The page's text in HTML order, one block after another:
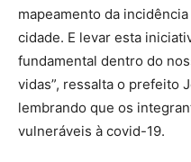
mapeamento da
cidade. E levar esta
fundamental dentro do
vidas”, ressalta o prefeito
lembrando que os
vulneráveis à covid-19.